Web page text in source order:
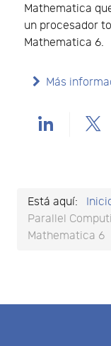
Mathematica
un procesador
Mathematica 6.
Más
Está aquí:
Parallel
Mathematica 6